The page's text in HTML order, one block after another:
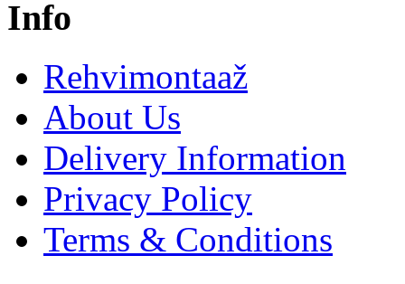
Info
Rehvimontaaž
About Us
Delivery Information
Privacy Policy
Terms & Conditions